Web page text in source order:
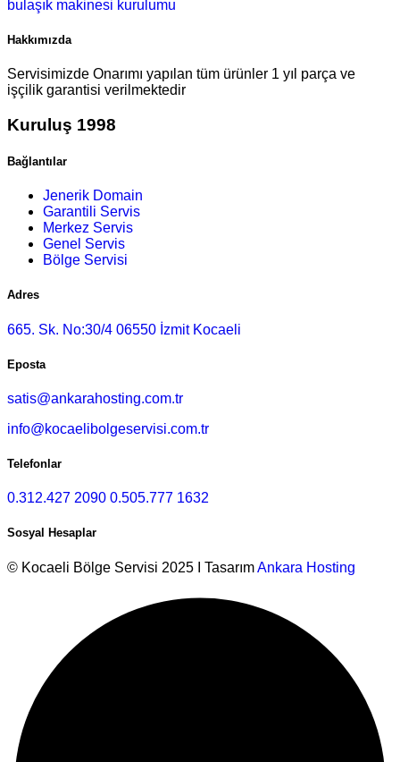
bulaşık makinesi kurulumu
Hakkımızda
Servisimizde Onarımı yapılan tüm ürünler 1 yıl parça ve
işçilik garantisi verilmektedir
Kuruluş 1998
Bağlantılar
Jenerik Domain
Garantili Servis
Merkez Servis
Genel Servis
Bölge Servisi
Adres
665. Sk. No:30/4 06550 İzmit Kocaeli
Eposta
satis@ankarahosting.com.tr
info@kocaelibolgeservisi.com.tr
Telefonlar
0.312.427 2090 0.505.777 1632
Sosyal Hesaplar
© Kocaeli Bölge Servisi 2025 I TasarımAnkara Hosting